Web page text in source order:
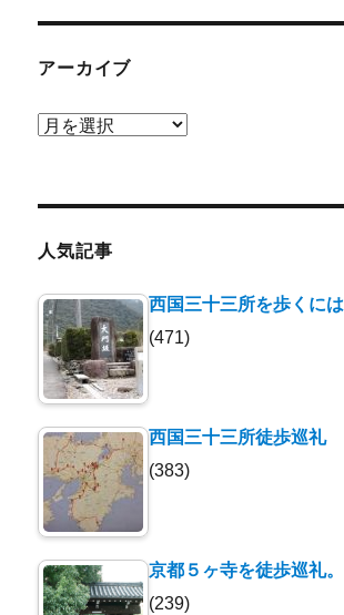
アーカイブ
ア
ブ
人気記事
西国三十三所を歩くには
(471)
西国三十三所徒歩巡礼
(383)
京都５ヶ寺を徒歩巡礼。
(239)